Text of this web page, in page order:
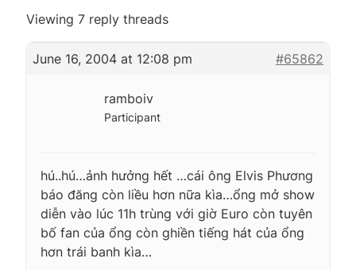
Viewing 7 reply threads
June 16, 2004 at 12:08 pm #65862
ramboiv
Participant
hú..hú…ảnh hưởng hết …cái ông Elvis Phương
báo đăng còn liều hơn nữa kìa…ổng mở show
diễn vào lúc 11h trùng với giờ Euro còn tuyên
bố fan của ổng còn ghiền tiếng hát của ổng
hơn trái banh kìa…